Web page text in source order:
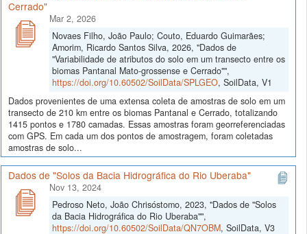
Cerrado"
Mar 2, 2026
Novaes Filho, João Paulo; Couto, Eduardo Guimarães;
Amorim, Ricardo Santos Silva, 2026, "Dados de
"Variabilidade de atributos do solo em um transecto entre os
biomas Pantanal Mato-grossense e Cerrado"",
https://doi.org/10.60502/SoilData/SPLGEO, SoilData, V1
Dados provenientes de uma extensa coleta de amostras de solo em um
transecto de 210 km entre os biomas Pantanal e Cerrado, totalizando
1415 pontos e 1780 camadas. Essas amostras foram georreferenciadas
com GPS. Em cada um dos pontos de amostragem, foram coletadas
amostras de solo...
Dados de "Solos da Bacia Hidrográfica do Rio Uberaba"
Nov 13, 2024
Pedroso Neto, João Chrisóstomo, 2023, "Dados de "Solos
da Bacia Hidrográfica do Rio Uberaba"",
https://doi.org/10.60502/SoilData/QN7OBM, SoilData, V3